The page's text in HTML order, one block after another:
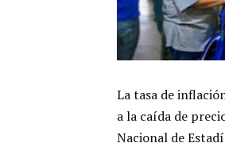
La tasa de
a la caída de
Nacional de